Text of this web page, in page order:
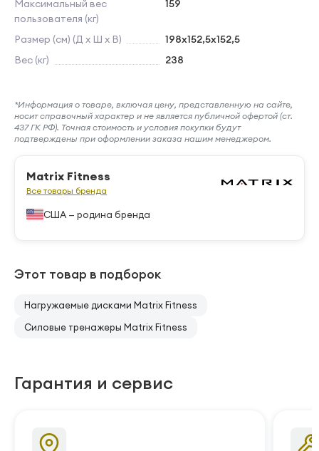
Максимальный вес
пользователя (кг)
159
Размер (см) (Д х Ш х В)
198x152,5x152,5
Вес (кг)
238
*Информация о товаре, включая цену, представленную на сайте,
носит справочный характер и не является публичной офертой (ст.
437 ГК РФ). Точная стоимость и условия покупки будут
подтверждены при оформлении заказа нашим менеджером.
Matrix Fitness
Все товары бренда
США — родина бренда
Этот товар в подборок
Нагружаемые дисками Matrix Fitness
Силовые тренажеры Matrix Fitness
Гарантия и сервис